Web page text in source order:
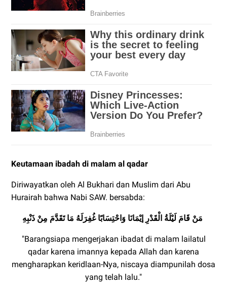
Keutamaan ibadah di malam al qadar
Diriwayatkan oleh Al Bukhari dan Muslim dari Abu
Hurairah bahwa Nabi SAW. bersabda:
"Barangsiapa mengerjakan ibadat di malam lailatul
qadar karena imannya kepada Allah dan karena
mengharapkan keridlaan-Nya, niscaya diampunilah dosa
yang telah lalu."